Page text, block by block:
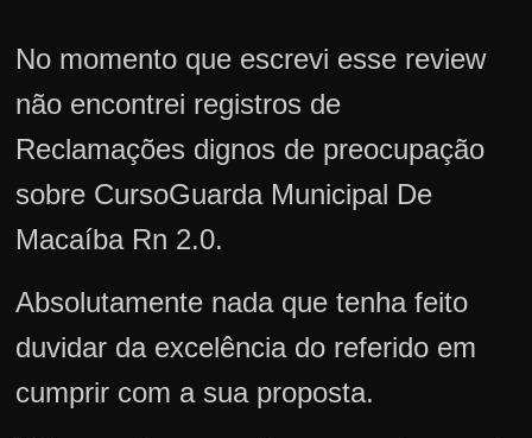
No momento que escrevi esse review
não encontrei registros de
Reclamações dignos de preocupação
sobre CursoGuarda Municipal De
Macaíba Rn 2.0.
Absolutamente nada que tenha feito
duvidar da excelência do referido em
cumprir com a sua proposta.